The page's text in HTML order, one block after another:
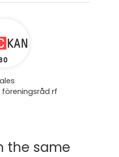
föreningsråd rf
the same